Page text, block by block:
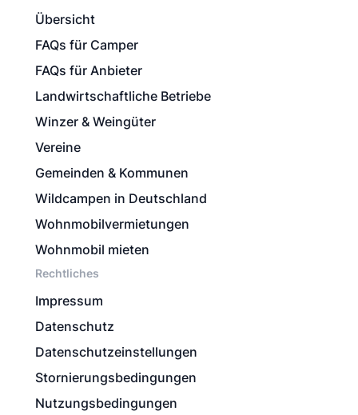
Übersicht
FAQs für Camper
FAQs für Anbieter
Landwirtschaftliche Betriebe
Winzer & Weingüter
Vereine
Gemeinden & Kommunen
Wildcampen in Deutschland
Wohnmobilvermietungen
Wohnmobil mieten
Rechtliches
Impressum
Datenschutz
Datenschutzeinstellungen
Stornierungsbedingungen
Nutzungsbedingungen